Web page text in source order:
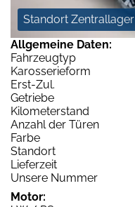
Standort Zentrallager
Allgemeine Daten:
Fahrzeugtyp
Karosserieform
Erst-Zul.
Getriebe
Kilometerstand
Anzahl der Türen
Farbe
Standort
Lieferzeit
Unsere Nummer
Motor: